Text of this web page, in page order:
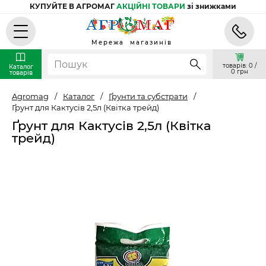
КУПУЙТЕ В АГРОМАГ АКЦІЙНІ ТОВАРИ зі знижками
Мережа магазинів
Каталог
товарів
товарів: 0 /
0 грн
Agromag / Каталог / Ґрунти та субстрати
/
Ґрунт для Кактусів 2,5л (Квітка трейд)
Ґрунт для Кактусів 2,5л (Квітка
трейд)